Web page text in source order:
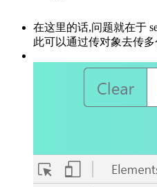
在这里的话,问题就在于
此可以通过传对象去传多